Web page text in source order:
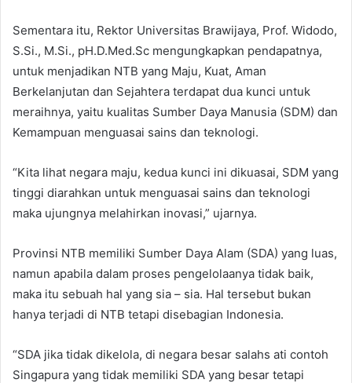
Sementara itu, Rektor Universitas Brawijaya, Prof. Widodo,
S.Si., M.Si., pH.D.Med.Sc mengungkapkan pendapatnya,
untuk menjadikan NTB yang Maju, Kuat, Aman
Berkelanjutan dan Sejahtera terdapat dua kunci untuk
meraihnya, yaitu kualitas Sumber Daya Manusia (SDM) dan
Kemampuan menguasai sains dan teknologi.
“Kita lihat negara maju, kedua kunci ini dikuasai, SDM yang
tinggi diarahkan untuk menguasai sains dan teknologi
maka ujungnya melahirkan inovasi,” ujarnya.
Provinsi NTB memiliki Sumber Daya Alam (SDA) yang luas,
namun apabila dalam proses pengelolaanya tidak baik,
maka itu sebuah hal yang sia – sia. Hal tersebut bukan
hanya terjadi di NTB tetapi disebagian Indonesia.
“SDA jika tidak dikelola, di negara besar salahs ati contoh
Singapura yang tidak memiliki SDA yang besar tetapi